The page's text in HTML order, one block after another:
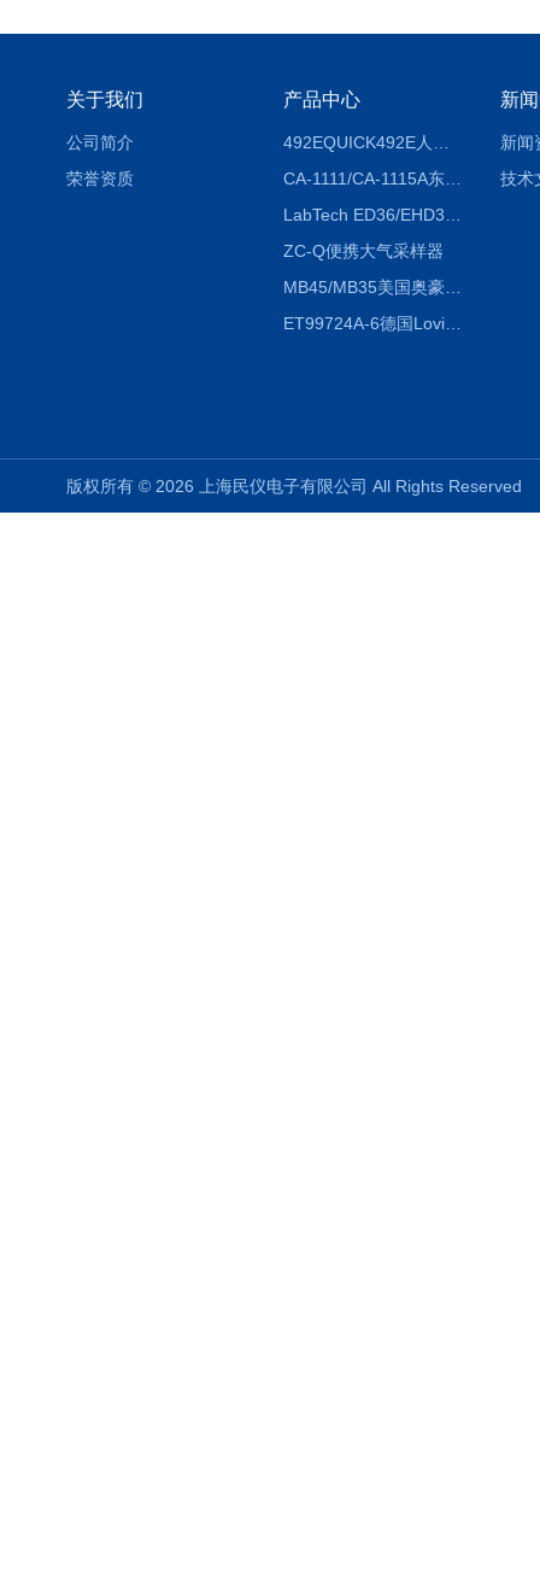
关于我们
公司简介
荣誉资质
产品中心
CA-1111/CA-1115A东京理化EYELA CA-1111/CA-1115A冷却水循环装置
ZC-Q便携大气采样器
MB45/MB35美国奥豪斯OHAUS MB45/MB35卤素红外水分测定仪
ET99724A-6德国Lovibond ET99724A-6微电脑BOD测定仪
新
新闻
技术
版权所有 © 2026 上海民仪电子有限公司 All Rights